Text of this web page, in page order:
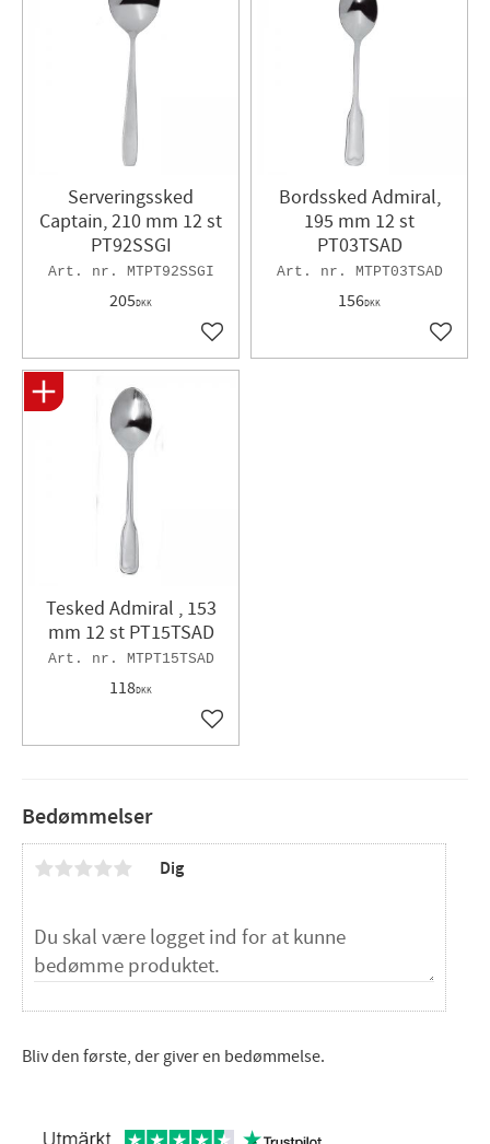
Bedømmelser
Dig
Bliv den første, der giver en bedømmelse.
Serveringssked
Captain, 210 mm 12 st
PT92SSGI
MTPT92SSGI
205DKK
Gem som favorit
Bordssked Admiral,
195 mm 12 st
PT03TSAD
MTPT03TSAD
156DKK
Gem
Tesked Admiral , 153
mm 12 st PT15TSAD
MTPT15TSAD
118DKK
Gem som favorit